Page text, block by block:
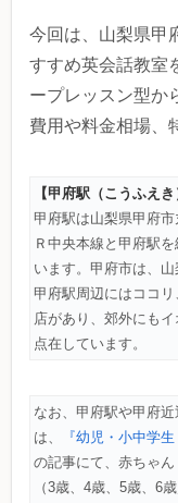
今回は、山梨県甲
すすめ英会話教室
ープレッスン型か
費用や料金相場、
【甲府駅（こうふえき
甲府駅は山梨県甲府
Ｒ中央本線と甲府駅
います。甲府市は、
甲府駅周辺にはココ
店があり、郊外にも
点在しています。
なお、甲府駅や甲府近
は、
『幼児・小中学
の記事にて、赤ちゃ
（3歳、4歳、5歳、6